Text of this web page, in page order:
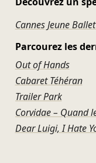
Cannes Jeune
Parcourez les
Out of Hands
Cabaret Téhéran
Trailer Park
Corvidae – Quand
Dear Luigi, I Hate